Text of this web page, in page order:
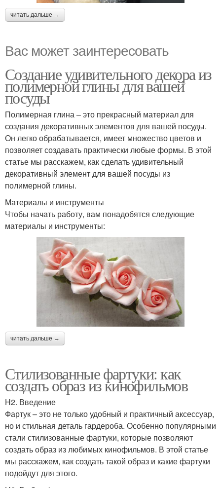
читать дальше →
Вас может заинтересовать
Создание удивительного декора из
полимерной глины для вашей
посуды
Полимерная глина – это прекрасный материал для
создания декоративных элементов для вашей посуды.
Он легко обрабатывается, имеет множество цветов и
позволяет создавать практически любые формы. В этой
статье мы расскажем, как сделать удивительный
декоративный элемент для вашей посуды из
полимерной глины.
Материалы и инструменты
Чтобы начать работу, вам понадобятся следующие
материалы и инструменты:
читать дальше →
Стилизованные фартуки: как
создать образ из кинофильмов
H2. Введение
Фартук – это не только удобный и практичный аксессуар,
но и стильная деталь гардероба. Особенно популярными
стали стилизованные фартуки, которые позволяют
создать образ из любимых кинофильмов. В этой статье
мы расскажем, как создать такой образ и какие фартуки
подойдут для этого.